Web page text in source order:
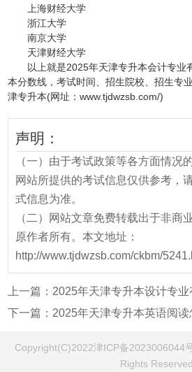
上海财经大学
浙江大学
南京大学
天津财经大学
以上就是2025年天津专升本会计专业
本分数线，考试时间、招生院校、招生专
津专升本(网址：www.tjdwzsb.com/)
声明：
（一）由于考试政策等各方面情况
网站所提供的考试信息仅供参考，
式信息为准。
（二）网站文章免费转载出于非商
原作者所有。本文地址：
http://www.tjdwzsb.com/ckbm/
上一篇： 2025年天津专升本设计专
下一篇： 2025年天津专升本英语阅
Copyright(C)2022津ICP备2023006044
Rights Reserved